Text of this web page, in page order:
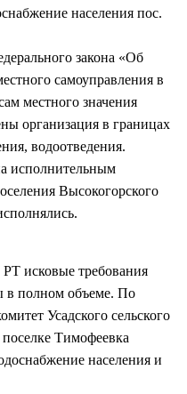
населения пос.
закона «Об
самоуправления в
местного значения
организация в границах
водоотведения.
исполнительным
Высокогорского
исковые требования
в полном объеме. По
Усадского сельского
поселке Тимофеевка
населения и